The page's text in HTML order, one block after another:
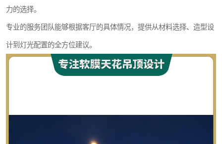
力的选择。
专业的服务团队能够根据客厅的具体情况，提供从材料选择、造型设
计到灯光配置的全方位建议。